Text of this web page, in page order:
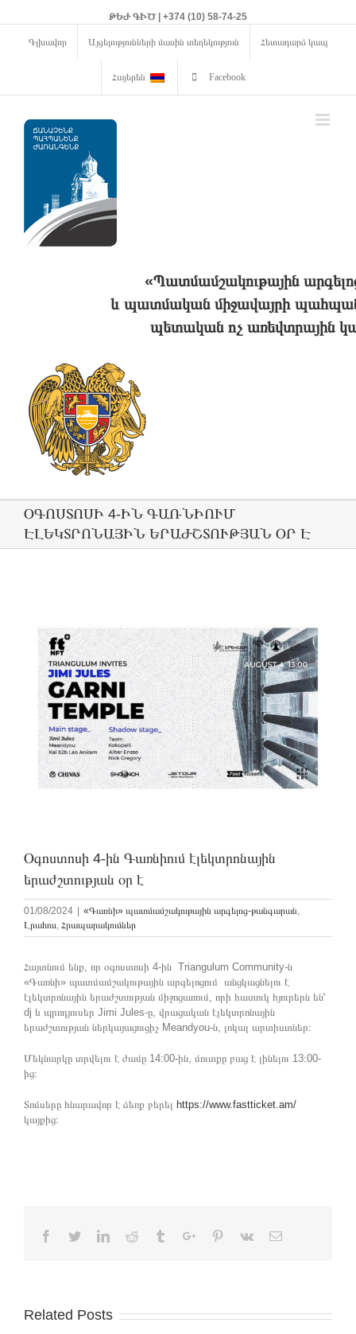
ԹԵԺ ԳԻԾ | +374 (10) 58-74-25
Գլխավոր Այցելությունների մասին տեղեկություն Հետադարձ կապ
Հայերեն Facebook
«Պատմամշակութային
և պատմական միջավայրի
պետական ոչ առեվտրային
ՕԳՈՍՏՈՍԻ 4-ԻՆ ԳԱՌՆԻՈՒՄ
ԷԼԵԿՏՐՈՆԱՅԻՆ ԵՐԱԺՇՏՈՒԹՅԱՆ ՕՐ Է
Image
Օգոստոսի 4-ին Գառնիում էլեկտրոնային
երաժշտության օր է
01/08/2024 «Գառնի» պատմամշակութային արգելոց-թանգարան,
Լրահոս, Հրապարակումներ
Հայտնում ենք, որ օգոստոսի 4-ին Triangulum Community-ն
«Գառնի» պատմամշակութային արգելոցում անցկացնելու է
էլեկտրոնային երաժշտության միջոցառում, որի հատուկ հյուրերն են՝
dj և պրոդյուսեր Jimi Jules-ը, վրացական էլեկտրոնային
երաժշտության ներկայացուցիչ Meandyou-ն, լոկալ արտիստներ։
Մեկնարկը տրվելու է ժամը 14:00-ին, մուտքը բաց է լինելու 13։00-
ից։
Տոմսերը հնարավոր է ձեռք բերել https://www.fastticket.am/
կայքից։
Facebook
TwitterLinkedinReddit TumblrGoogle+Pinterest
Vk Email
Related Posts